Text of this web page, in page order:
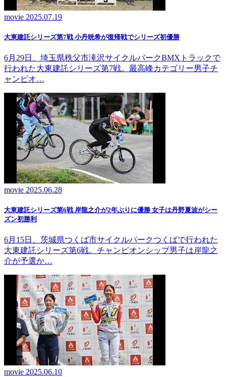
movie 2025.07.19
大東建託シリーズ第7戦 ⼩丹晄希が復帰戦でシリーズ初優勝
6月29日、埼玉県秩父市滝沢サイクルパークBMXトラックで
行われた大東建託シリーズ第7戦。最高峰カテゴリー男子チ
ャンピオ…
movie 2025.06.28
大東建託シリーズ第6戦 岸龍之介が2年ぶりに優勝 女子は丹野夏波がシー
ズン初勝利
6月15日、茨城県つくば市サイクルパークつくばで行われた
大東建託シリーズ第6戦。チャンピオンシップ男子は岸龍之
介が予選か…
movie 2025.06.10